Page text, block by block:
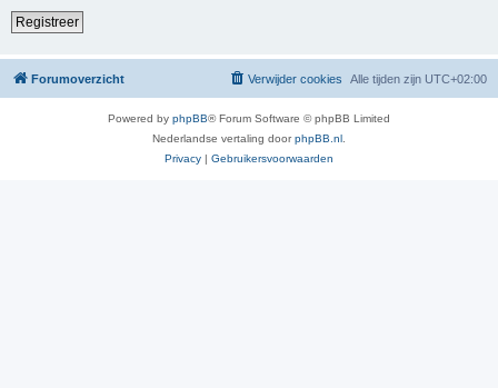
Registreer
Forumoverzicht Alle tijden zijn UTC+02:00
Verwijder cookies
Powered by phpBB® Forum Software © phpBB Limited
Nederlandse vertaling doorphpBB.nl
Privacy | Gebruikersvoorwaarden